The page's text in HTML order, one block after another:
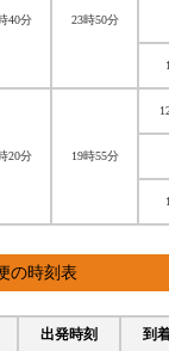
40分 23時50分
20分 19時55分
の時刻表
出発時刻 到